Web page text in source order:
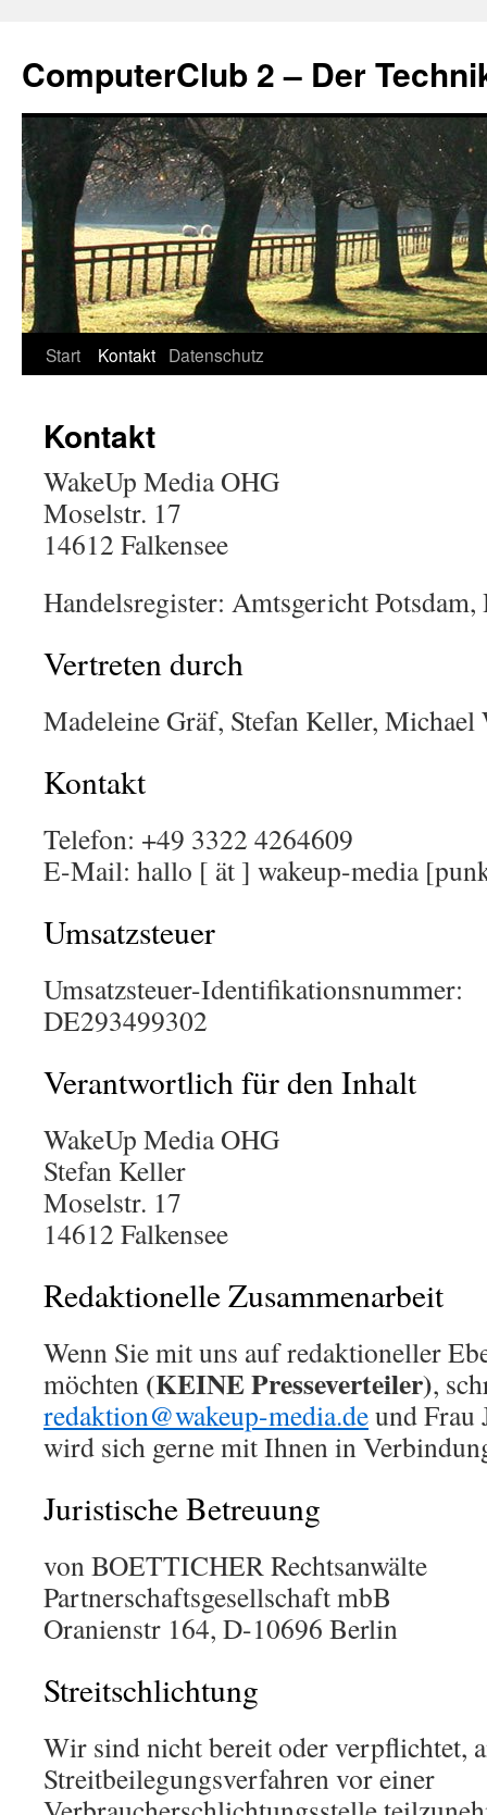
springen
ComputerClub 2 – Der
Start Kontakt Datenschutz
Kontakt
WakeUp Media OHG
Moselstr. 17
14612 Falkensee
Handelsregister: Amtsgericht
Vertreten durch
Madeleine Gräf, Stefan Keller, Michael
Kontakt
Telefon: +49 3322 4264609
E-Mail: hallo [ ät ] wakeup-media
Umsatzsteuer
Umsatzsteuer-Identifikationsnummer:
DE293499302
Verantwortlich für den Inhalt
WakeUp Media OHG
Stefan Keller
Moselstr. 17
14612 Falkensee
Redaktionelle Zusammenarbeit
Wenn Sie mit uns auf redaktioneller
möchten (KEINE Presseverteiler),
redaktion@wakeup-media.deund Frau
wird sich gerne mit Ihnen in
Juristische Betreuung
von BOETTICHER Rechtsanwälte
Partnerschaftsgesellschaft mbB
Oranienstr 164, D-10696 Berlin
Streitschlichtung
Wir sind nicht bereit oder verpflichtet,
Streitbeilegungsverfahren vor einer